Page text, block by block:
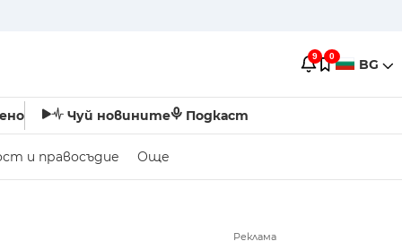
9 0 BG
Чуй новините Подкаст
и правосъдие Още
Реклама